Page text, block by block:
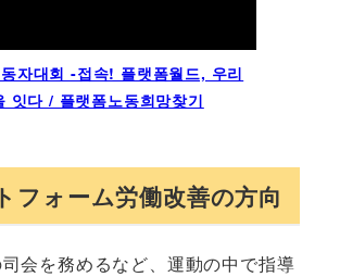
자대회 -접속! 플랫폼월드, 우리
잇다 / 플랫폼노동희망찾기
フォーム労働改善の方向
会を務めるなど、運動の中で指導